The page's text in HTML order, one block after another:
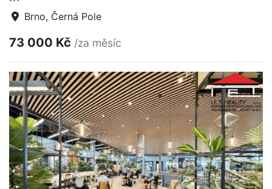
Brno, Černá Pole
73 000 Kč /za měsíc